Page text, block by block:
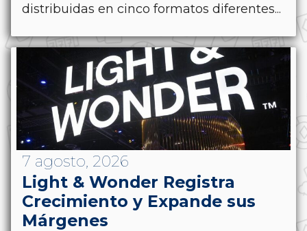
distribuidas en cinco formatos diferentes...
7 agosto, 2026
Light & Wonder Registra
Crecimiento y Expande sus
Márgenes